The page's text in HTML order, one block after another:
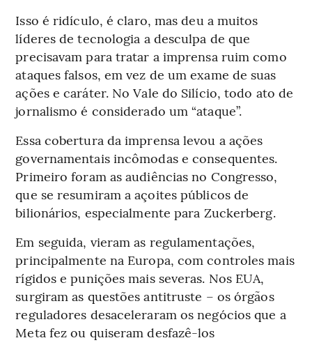
Isso é ridículo, é claro, mas deu a muitos
líderes de tecnologia a desculpa de que
precisavam para tratar a imprensa ruim como
ataques falsos, em vez de um exame de suas
ações e caráter. No Vale do Silício, todo ato de
jornalismo é considerado um “ataque”.
Essa cobertura da imprensa levou a ações
governamentais incômodas e consequentes.
Primeiro foram as audiências no Congresso,
que se resumiram a açoites públicos de
bilionários, especialmente para Zuckerberg.
Em seguida, vieram as regulamentações,
principalmente na Europa, com controles mais
rígidos e punições mais severas. Nos EUA,
surgiram as questões antitruste – os órgãos
reguladores desaceleraram os negócios que a
Meta fez ou quiseram desfazê-los